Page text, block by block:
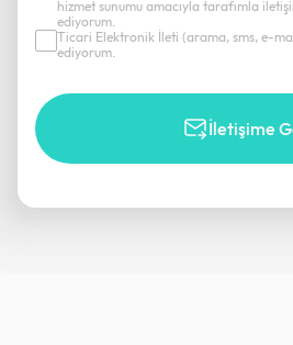
hizmet sunumu amacıyla tarafımla
ediyorum.
Ticari Elektronik İleti (arama, sms, e-
ediyorum.
İletişime